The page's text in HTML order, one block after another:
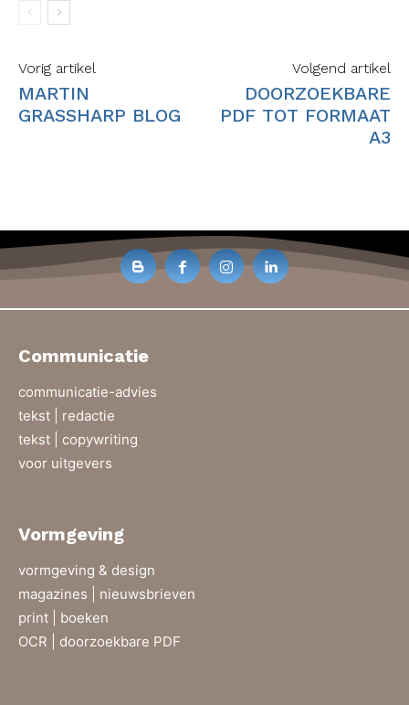
Vorig artikel
MARTIN
GRASSHARP BLOG
Volgend artikel
DOORZOEKBARE
PDF TOT FORMAAT
A3
Communicatie
communicatie-advies
tekst | redactie
tekst | copywriting
voor uitgevers
Vormgeving
vormgeving & design
magazines | nieuwsbrieven
print | boeken
OCR | doorzoekbare PDF